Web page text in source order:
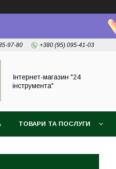
97-80 +380 (95) 095-41-03
Інтернет-магазин "24
інструмента"
ТОВАРИ ТА ПОСЛУГИ